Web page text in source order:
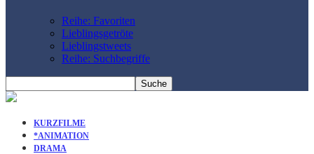
Reihe: Favoriten
Lieblingsgetröte
Lieblingstweets
Reihe: Suchbegriffe
KURZFILME
*ANIMATION
DRAMA